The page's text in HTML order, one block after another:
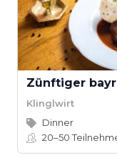
Klinglwirt
Dinner
20–50